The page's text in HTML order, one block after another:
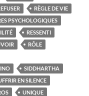
RÈGLE DE VIE
PSYCHOLOGIQUES
RESSENTI
RÔLE
SIDDHARTHA
EN SILENCE
UNIQUE